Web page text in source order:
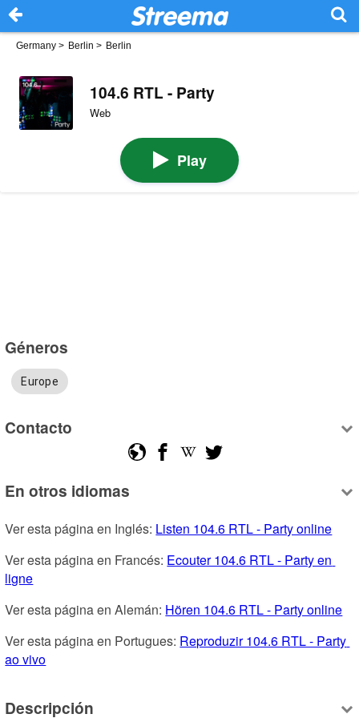
Germany > Berlin > Berlin
104.6 RTL - Party
Web
Play
Géneros
Europe
Contacto
En otros idiomas
Ver esta página en Inglés: Listen 104.6 RTL - Party online
Ver esta página en Francés: Ecouter 104.6 RTL - Party en
ligne
Ver esta página en Alemán: Hören 104.6 RTL - Party online
Ver esta página en Portugues: Reproduzir 104.6 RTL - Party
ao vivo
Descripción